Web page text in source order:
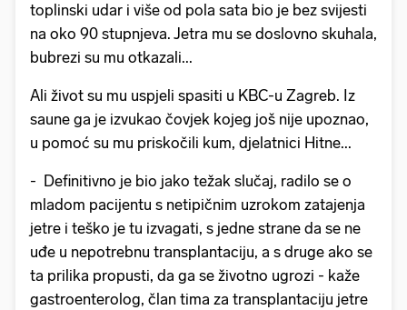
toplinski udar i više od pola sata bio je bez svijesti
na oko 90 stupnjeva. Jetra mu se doslovno skuhala,
bubrezi su mu otkazali...
Ali život su mu uspjeli spasiti u KBC-u Zagreb. Iz
saune ga je izvukao čovjek kojeg još nije upoznao,
u pomoć su mu priskočili kum, djelatnici Hitne...
- Definitivno je bio jako težak slučaj, radilo se o
mladom pacijentu s netipičnim uzrokom zatajenja
jetre i teško je tu izvagati, s jedne strane da se ne
uđe u nepotrebnu transplantaciju, a s druge ako se
ta prilika propusti, da ga se životno ugrozi - kaže
gastroenterolog, član tima za transplantaciju jetre